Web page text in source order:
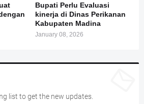
Bupati Perlu Evaluasi
kinerja di Dinas Perikanan
Kabupaten Madina
January 08, 2026
list to get the new updates.